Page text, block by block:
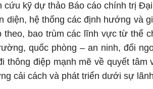
cứu kỹ dự thảo Báo cáo chính trị
diện, hệ thống các định hướng và
theo, bao trùm các lĩnh vực từ thể
quốc phòng – an ninh, đối
thông điệp mạnh mẽ về quyết
cải cách và phát triển dưới sự